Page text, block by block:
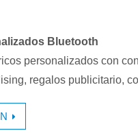
Bluetooth
personalizados con
regalos publicitario,